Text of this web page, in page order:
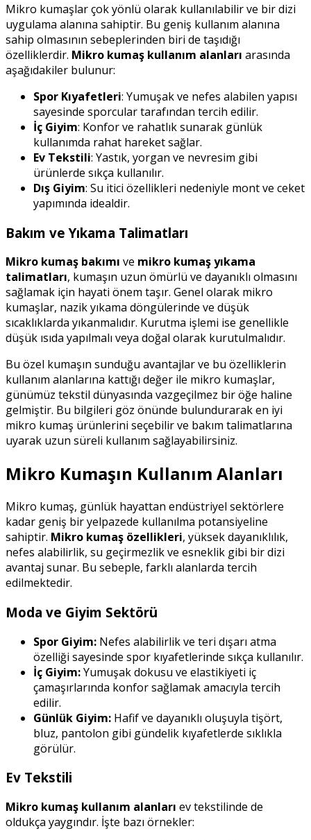
Mikro kumaşlar çok yönlü olarak kullanılabilir ve bir dizi
uygulama alanına sahiptir. Bu geniş kullanım alanına
sahip olmasının sebeplerinden biri de taşıdığı
özelliklerdir. Mikro kumaş kullanım alanları arasında
aşağıdakiler bulunur:
Spor Kıyafetleri: Yumuşak ve nefes alabilen yapısı
sayesinde sporcular tarafından tercih edilir.
İç Giyim: Konfor ve rahatlık sunarak günlük
kullanımda rahat hareket sağlar.
Ev Tekstili: Yastık, yorgan ve nevresim gibi
ürünlerde sıkça kullanılır.
Dış Giyim: Su itici özellikleri nedeniyle mont ve ceket
yapımında idealdir.
Bakım ve Yıkama Talimatları
Mikro kumaş bakımı ve mikro kumaş yıkama
talimatları, kumaşın uzun ömürlü ve dayanıklı olmasını
sağlamak için hayati önem taşır. Genel olarak mikro
kumaşlar, nazik yıkama döngülerinde ve düşük
sıcaklıklarda yıkanmalıdır. Kurutma işlemi ise genellikle
düşük ısıda yapılmalı veya doğal olarak kurutulmalıdır.
Bu özel kumaşın sunduğu avantajlar ve bu özelliklerin
kullanım alanlarına kattığı değer ile mikro kumaşlar,
günümüz tekstil dünyasında vazgeçilmez bir öğe haline
gelmiştir. Bu bilgileri göz önünde bulundurarak en iyi
mikro kumaş ürünlerini seçebilir ve bakım talimatlarına
uyarak uzun süreli kullanım sağlayabilirsiniz.
Mikro Kumaşın Kullanım Alanları
Mikro kumaş, günlük hayattan endüstriyel sektörlere
kadar geniş bir yelpazede kullanılma potansiyeline
sahiptir. Mikro kumaş özellikleri, yüksek dayanıklılık,
nefes alabilirlik, su geçirmezlik ve esneklik gibi bir dizi
avantaj sunar. Bu sebeple, farklı alanlarda tercih
edilmektedir.
Moda ve Giyim Sektörü
Spor Giyim: Nefes alabilirlik ve teri dışarı atma
özelliği sayesinde spor kıyafetlerinde sıkça kullanılır.
İç Giyim:Yumuşak dokusu ve elastikiyeti iç
çamaşırlarında konfor sağlamak amacıyla tercih
edilir.
Günlük Giyim: Hafif ve dayanıklı oluşuyla tişört,
bluz, pantolon gibi gündelik kıyafetlerde sıklıkla
görülür.
Ev Tekstili
Mikro kumaş kullanım alanları ev tekstilinde de
oldukça yaygındır. İşte bazı örnekler: